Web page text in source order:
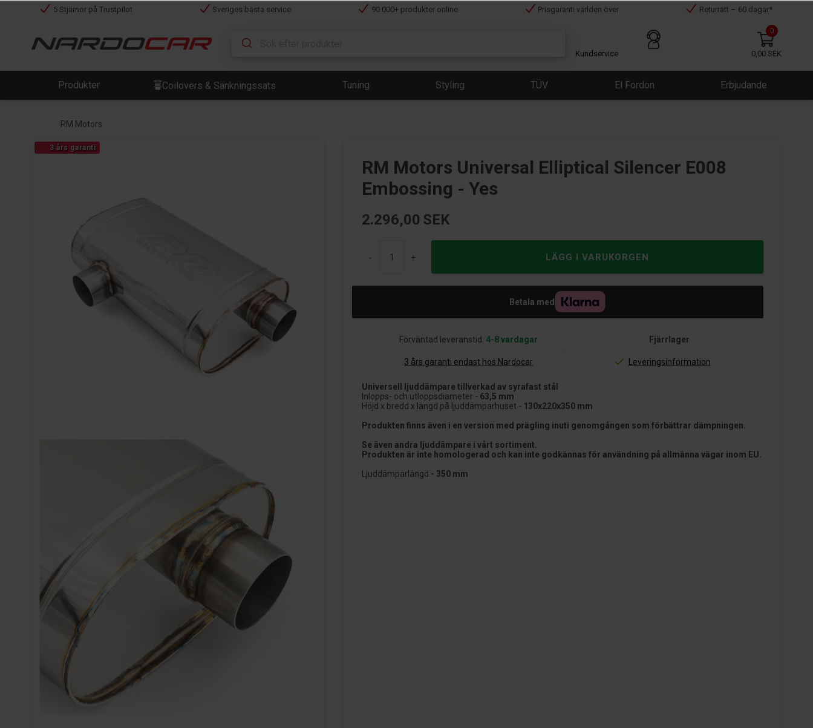
5 Stjärnor på Trustpilot Sveriges bästa service 90 000+ produkter online Prisgaranti världen över Returrätt – 60 dagar*
Kundservice
0
0,00 SEK
Produkter Coilovers & Sänkningssats Tuning Styling TÜV El Fordon Erbjudande
RM Motors
3 års garanti
RM Motors Universal Elliptical Silencer E008
Embossing - Yes
2.296,00 SEK
- +
Betala med
Förväntad leveranstid: 4-8 vardagar Fjärrlager
3 års garanti endast hos Nardocar Leveringsinformation
Universell ljuddämpare tillverkad av syrafast stål
Inlopps- och utloppsdiameter - 63,5 mm
Höjd x bredd x längd på ljuddämparhuset - 130x220x350 mm
Produkten finns även i en version med prägling inuti genomgången som förbättrar dämpningen.
Se även andra ljuddämpare i vårt sortiment.
Produkten är inte homologerad och kan inte godkännas för användning på allmänna vägar inom EU.
Ljuddämparlängd - 350 mm